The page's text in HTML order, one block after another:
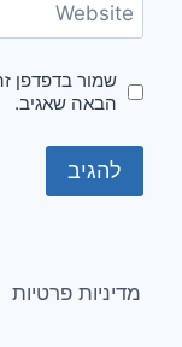
Website
שמור בדפדפן
הבאה שאגיב.
מדיניות פרטיות